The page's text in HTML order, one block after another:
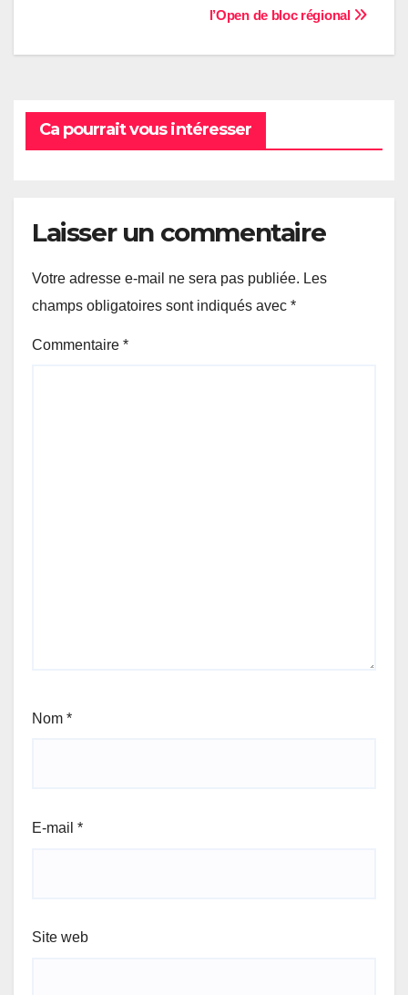
l’Open de bloc régional
Ca pourrait vous intéresser
Laisser un commentaire
Votre adresse e-mail ne sera pas publiée. Les
champs obligatoires sont indiqués avec *
Commentaire *
Nom *
E-mail *
Site web